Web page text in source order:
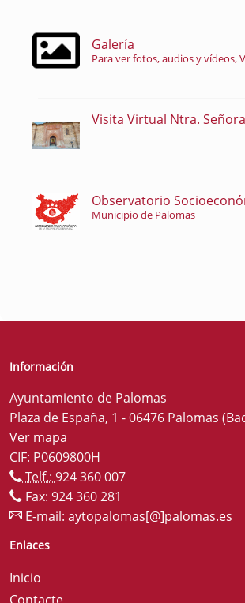
Galería
Para ver fotos, audios y vídeos,
Visita Virtual Ntra.
Observatorio
Municipio de Palomas
Información
Ayuntamiento de Palomas
Plaza de España, 1 - 06476 Palomas
Ver mapa
CIF: P0609800H
Telf.: 924 360 007
Fax: 924 360 281
E-mail: aytopalomas[@]palomas.es
Enlaces
Inicio